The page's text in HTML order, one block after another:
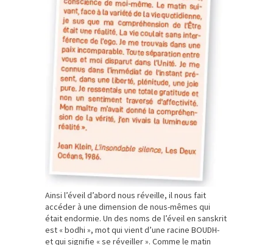
Ainsi l’éveil d’abord nous réveille, il nous fait
accéder à une dimension de nous-mêmes qui
était endormie. Un des noms de l’éveil en sanskrit
est « bodhi », mot qui vient d’une racine BOUDH-
et qui signifie « se réveiller ». Comme le matin